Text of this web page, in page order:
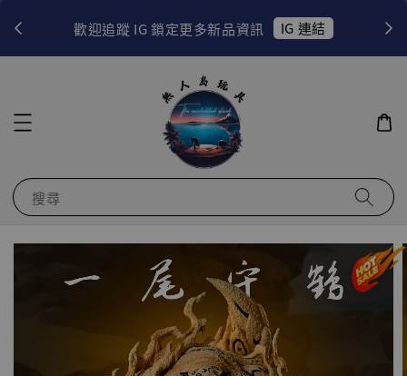
歡迎追蹤 IG 鎖定更多新品資訊 IG 連結
搜尋